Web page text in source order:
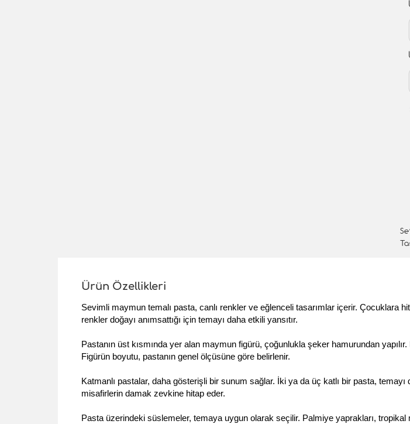
Ürün Özellikleri
Sevimli maymun temalı pasta, canlı renkler ve eğlenceli tasarımlar içerir. Çocuklara
renkler doğayı anımsattığı için temayı daha etkili yansıtır.
Pastanın üst kısmında yer alan maymun figürü, çoğunlukla şeker hamurundan
Figürün boyutu, pastanın genel ölçüsüne göre belirlenir.
Katmanlı pastalar, daha gösterişli bir sunum sağlar. İki ya da üç katlı bir pasta,
misafirlerin damak zevkine hitap eder.
Pasta üzerindeki süslemeler, temaya uygun olarak seçilir. Palmiye yaprakları, tropikal